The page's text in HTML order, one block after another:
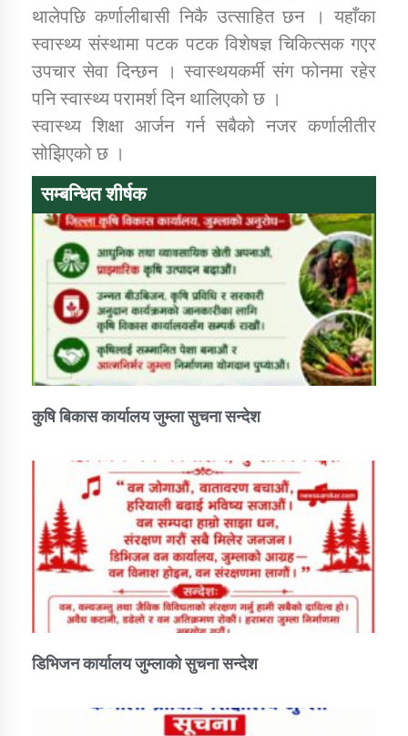
थालेपछि कर्णालीबासी निकै उत्साहित छन । यहाँका
स्वास्थ्य संस्थामा पटक पटक विशेषज्ञ चिकित्सक गएर
उपचार सेवा दिन्छन । स्वास्थयकर्मी संग फोनमा रहेर
पनि स्वास्थ्य परामर्श दिन थालिएको छ ।
स्वास्थ्य शिक्षा आर्जन गर्न सबैको नजर कर्णालीतीर
सोझिएको छ ।
सम्बन्धित शीर्षक
कुषि बिकास कार्यालय जुम्ला सुचना सन्देश
डिभिजन कार्यालय जुम्लाको सुचना सन्देश